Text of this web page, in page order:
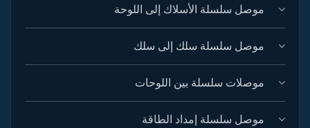
موصل سلسلة الأسلاك إلى اللوحة
موصل سلسلة سلك إلى سلك
موصلات سلسلة بين اللوحات
موصل سلسلة إمداد الطاقة